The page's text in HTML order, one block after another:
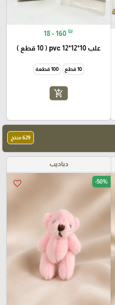
18 - 160 ₪
علب pvc 12*12*10 ( 10 قطع )
10 قطع 100 قطعة
add_shopping_cart
629 منتج
دباديب
favorite_border -50%